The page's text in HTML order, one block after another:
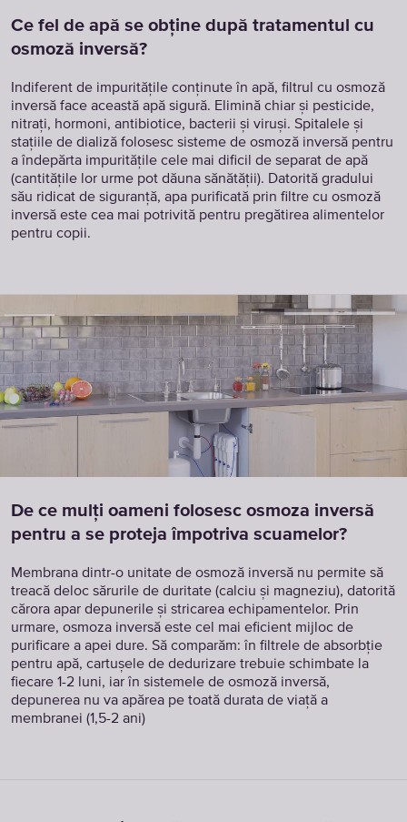
Ce fel de apă se obține după tratamentul cu
osmoză inversă?
Indiferent de impuritățile conținute în apă, filtrul cu osmoză
inversă face această apă sigură. Elimină chiar și pesticide,
nitrați, hormoni, antibiotice, bacterii și viruși. Spitalele și
stațiile de dializă folosesc sisteme de osmoză inversă pentru
a îndepărta impuritățile cele mai dificil de separat de apă
(cantitățile lor urme pot dăuna sănătății). Datorită gradului
său ridicat de siguranță, apa purificată prin filtre cu osmoză
inversă este cea mai potrivită pentru pregătirea alimentelor
pentru copii.
De ce mulți oameni folosesc osmoza inversă
pentru a se proteja împotriva scuamelor?
Membrana dintr-o unitate de osmoză inversă nu permite să
treacă deloc sărurile de duritate (calciu și magneziu), datorită
cărora apar depunerile și stricarea echipamentelor. Prin
urmare, osmoza inversă este cel mai eficient mijloc de
purificare a apei dure. Să comparăm: în filtrele de absorbție
pentru apă, cartușele de dedurizare trebuie schimbate la
fiecare 1-2 luni, iar în sistemele de osmoză inversă,
depunerea nu va apărea pe toată durata de viață a
membranei (1,5-2 ani)